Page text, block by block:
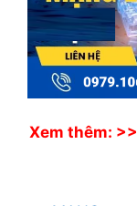
Xem thêm: >>